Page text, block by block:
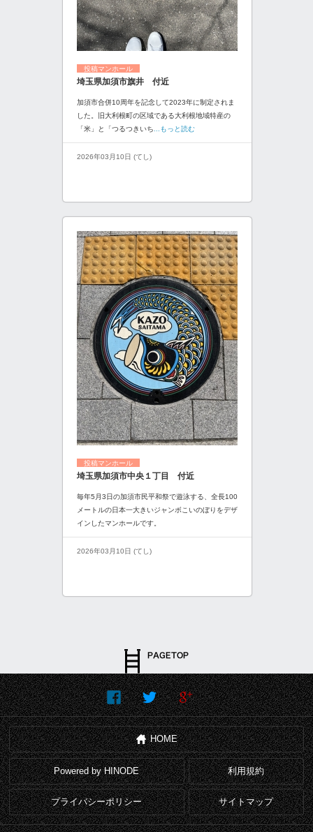
投稿マンホール
埼玉県加須市旗井 付近
加須市合併10周年を記念して2023年に制定されま
した。旧大利根町の区域である大利根地域特産の
「米」と「つるつきいち ...もっと読む
2026年03月10日 (てし)
投稿マンホール
埼玉県加須市中央１丁目 付近
毎年5月3日の加須市民平和祭で遊泳する、全長100
メートルの日本一大きいジャンボこいのぼりをデザ
インしたマンホールです。
2026年03月10日 (てし)
HOME
Powered by HINODE 利用規約
プライバシーポリシー サイトマップ